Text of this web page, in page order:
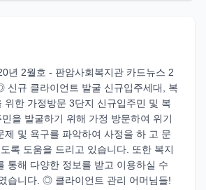
년 2월호 - 판암사회복지관 카드뉴스 2
신규 클라이언트 발굴 신규입주세대, 복
위한 가정방문 3단지 신규입주민 및 복
을 발굴하기 위해 가정 방문하여 위기
제 및 욕구를 파악하여 사정을 하 고 문
록 도움을 드리고 있습니다. 또한 복지
통해 다양한 정보를 받고 이용하실 수
습니다. ◎ 클라이언트 관리 어머님들!